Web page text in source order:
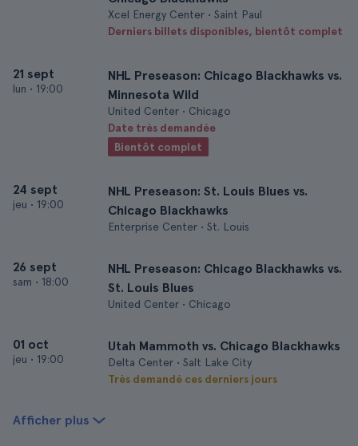
Xcel Energy Center • Saint Paul
Derniers billets disponibles, bientôt complet
21 sept
lun • 19:00
NHL Preseason: Chicago Blackhawks vs.
Minnesota Wild
United Center • Chicago
Date très demandée
Bientôt complet
24 sept
jeu • 19:00
NHL Preseason: St. Louis Blues vs.
Chicago Blackhawks
Enterprise Center • St. Louis
26 sept
sam • 18:00
NHL Preseason: Chicago Blackhawks vs.
St. Louis Blues
United Center • Chicago
01 oct
jeu • 19:00
Utah Mammoth vs. Chicago Blackhawks
Delta Center • Salt Lake City
Très demandé ces derniers jours
Afficher plus